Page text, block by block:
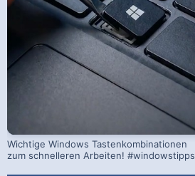
Wichtige Windows Tastenkombinationen
zum schnelleren Arbeiten! #windowstipps